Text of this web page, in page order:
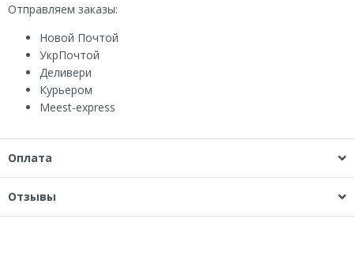
Отправляем заказы:
Новой Почтой
УкрПочтой
Деливери
Курьером
Мeest-express
Оплата
Отзывы